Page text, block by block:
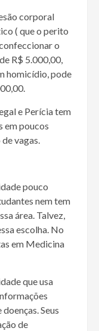
corporal
( que o perito
o
R$ 5.000,00,
homicídio, pode
e Perícia tem
em poucos
vagas.
pouco
nem tem
área. Talvez,
escolha. No
em Medicina
que usa
Seus
de